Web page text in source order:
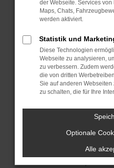
Starte dein Gerät
Das kann manchmal
vorübergehende
Stelle sicher, dass
Betriebssystem
sind.
Veraltete Software
führen, dass
mehr unterstützt
Wende dich an den
Wenn du alle oben
versucht hast,
der Webseite. Services
Maps, Chats,
werden aktiviert.
Statistik und
Diese Technologien
Webseite zu analysieren,
zu verbessern. Zudem
die von dritten
Sie auf anderen
zu schalten, die für Ihre
Optionale
Alle